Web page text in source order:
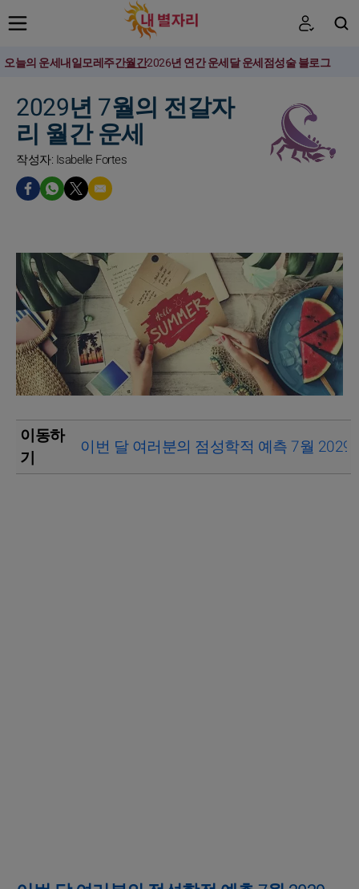
오늘의 운세내일모레주간월간2026년 연간 운세달 운세점성술 블로그
2029년 7월의 전갈자
리 월간 운세
작성자: Isabelle Fortes
이동하
기
이번 달 여러분의 점성학적 예측 7월 2029